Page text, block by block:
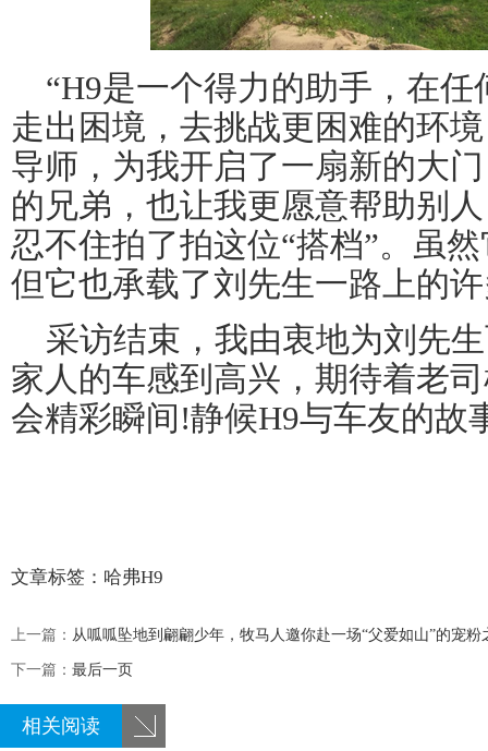
“H9是一个得力的助手，在
走出困境，去挑战更困难的环
导师，为我开启了一扇新的大
的兄弟，也让我更愿意帮助别
忍不住拍了拍这位“搭档”。虽
但它也承载了刘先生一路上的
采访结束，我由衷地为刘先
家人的车感到高兴，期待着老
会精彩瞬间!静候H9与车友的故
文章标签： 哈弗H9
上一篇： 从呱呱坠地到翩翩少年，牧马人邀你赴一场“父爱如山”的宠粉
下一篇： 最后一页
相关阅读